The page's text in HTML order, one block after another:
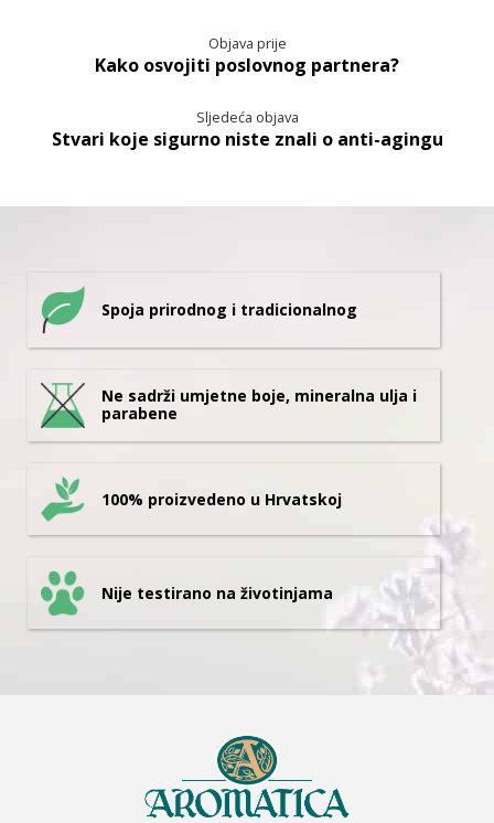
Objava prije
Kako osvojiti poslovnog partnera?
Sljedeća objava
Stvari koje sigurno niste znali o anti-agingu
Spoja prirodnog i tradicionalnog
Ne sadrži umjetne boje, mineralna ulja i
parabene
100% proizvedeno u Hrvatskoj
Nije testirano na životinjama